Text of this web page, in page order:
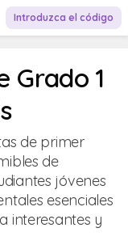
Introduzca el código
Grado 1
de primer
de
jóvenes
esenciales
interesantes y